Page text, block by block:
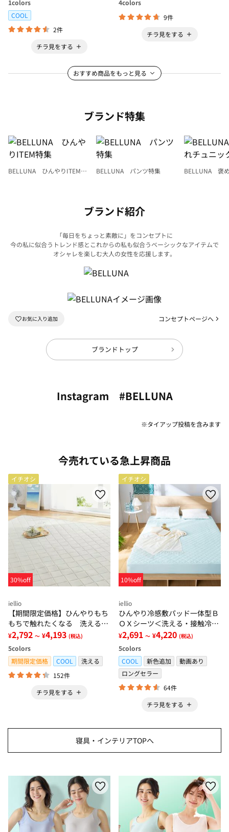
1colors
COOL
2件
チラ見をする
4colors
9件
チラ見をする
おすすめ商品をもっと見る
ブランド特集
BELLUNA ひんやりITEM特
BELLUNA パンツ特集
BELLUNA 褒
ブランド紹介
「毎日をちょっと素敵に」をコンセプトに
今の私に似合うトレンド感とこれからの私も似合うベーシックなアイテムで
オシャレを楽しむ大人の女性を応援します。
コンセプトページへ
ブランドトップ
Instagram #BELLUNA
※タイアップ投稿を含みます
今売れている急上昇商品
イチオシ
30%off
iellio
【期間限定価格】ひんやりもち
もちで触れたくなる 洗えるラ
グ＜低反発・滑りにくい・接触
冷感・防ダニ・カーペット＞
¥2,792 ～ ¥4,193 (税込)
5colors
期間限定価格
COOL
洗える
152件
チラ見をする
イチオシ
10%off
iellio
ひんやり冷感敷パッド一体型Ｂ
ＯＸシーツ＜洗える・接触冷
感・抗菌防臭・時短・家事楽・
ボックスシーツ・寝苦しさ対策
＞
¥2,691 ～ ¥4,220 (税込)
5colors
COOL
新色追加
動画あり
ロングセラー
64件
チラ見をする
寝具・インテリアTOPへ